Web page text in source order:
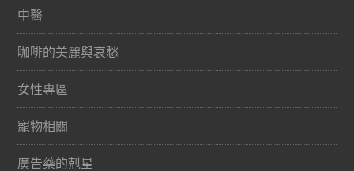
中醫
咖啡的美麗與哀愁
女性專區
寵物相關
廣告藥的剋星